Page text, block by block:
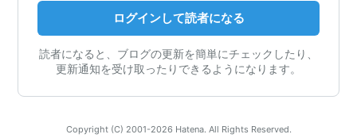
ログインして読者になる
読者になると、ブログの更新を簡単にチェックしたり、
更新通知を受け取ったりできるようになります。
Copyright (C) 2001-2026 Hatena. All Rights Reserved.